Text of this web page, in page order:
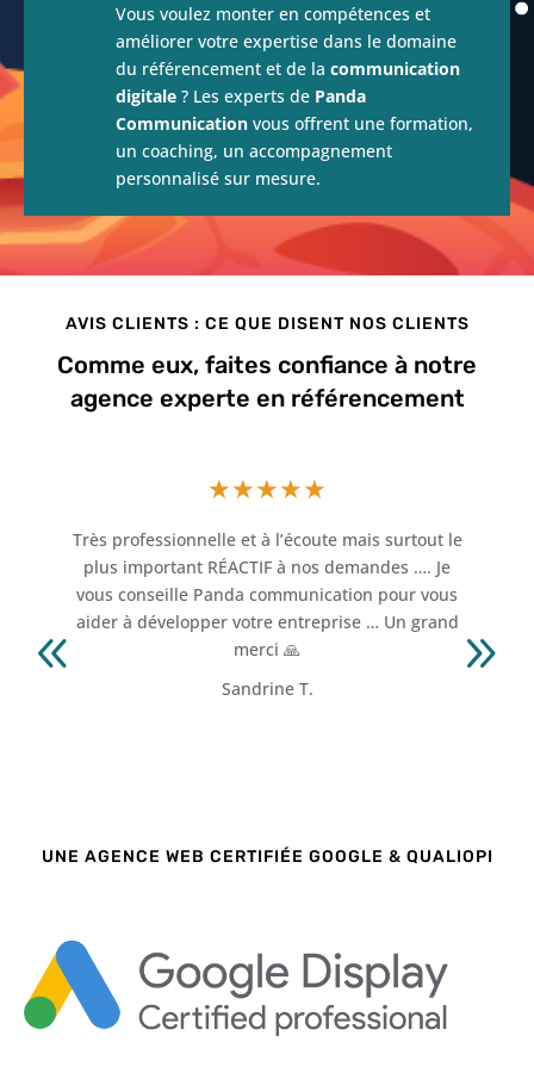
Vous voulez monter en compétences et
améliorer votre expertise dans le domaine
du référencement et de la communication
digitale ? Les experts de Panda
Communication vous offrent une formation,
un coaching, un accompagnement
personnalisé sur mesure.
AVIS CLIENTS : CE QUE DISENT NOS CLIENTS
Comme eux, faites confiance à notre
agence experte en référencement
★★★★★
Très professionnelle et à l’écoute mais surtout le
plus important RÉACTIF à nos demandes …. Je
vous conseille Panda communication pour vous
aider à développer votre entreprise … Un grand
merci 🙏
Sandrine T.
UNE AGENCE WEB CERTIFIÉE GOOGLE & QUALIOPI